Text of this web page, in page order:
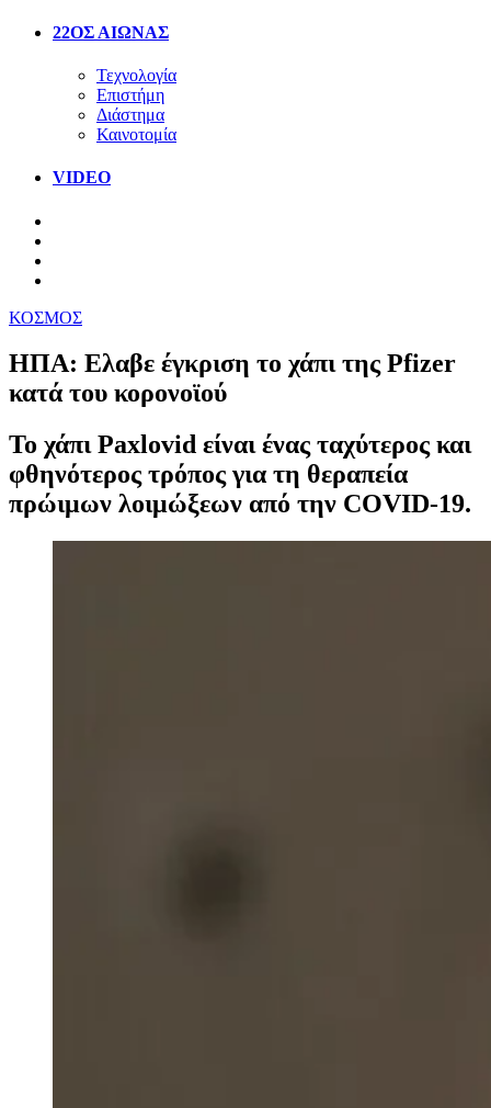
22ΟΣ ΑΙΩΝΑΣ
Τεχνολογία
Επιστήμη
Διάστημα
Καινοτομία
VIDEO
ΚΟΣΜΟΣ
ΗΠΑ: Ελαβε έγκριση το χάπι της Pfizer
κατά του κορονοϊού
Το χάπι Paxlovid είναι ένας ταχύτερος και
φθηνότερος τρόπος για τη θεραπεία
πρώιμων λοιμώξεων από την COVID-19.